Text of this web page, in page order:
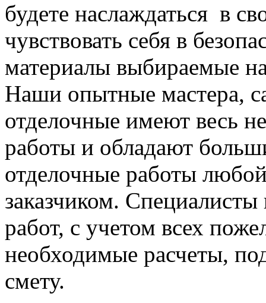
будете наслаждаться в
чувствовать себя в
материалы выбираемые
Наши опытные мастера,
отделочные имеют весь
работы и обладают
отделочные работы
заказчиком.
работ, с учетом всех
необходимые расчеты,
смету.